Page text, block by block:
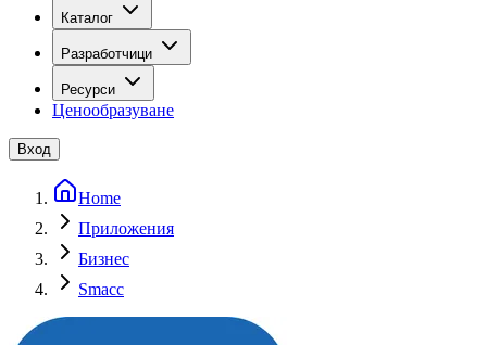
Каталог
Разработчици
Ресурси
Ценообразуване
Вход
Home
Приложения
Бизнес
Smacc